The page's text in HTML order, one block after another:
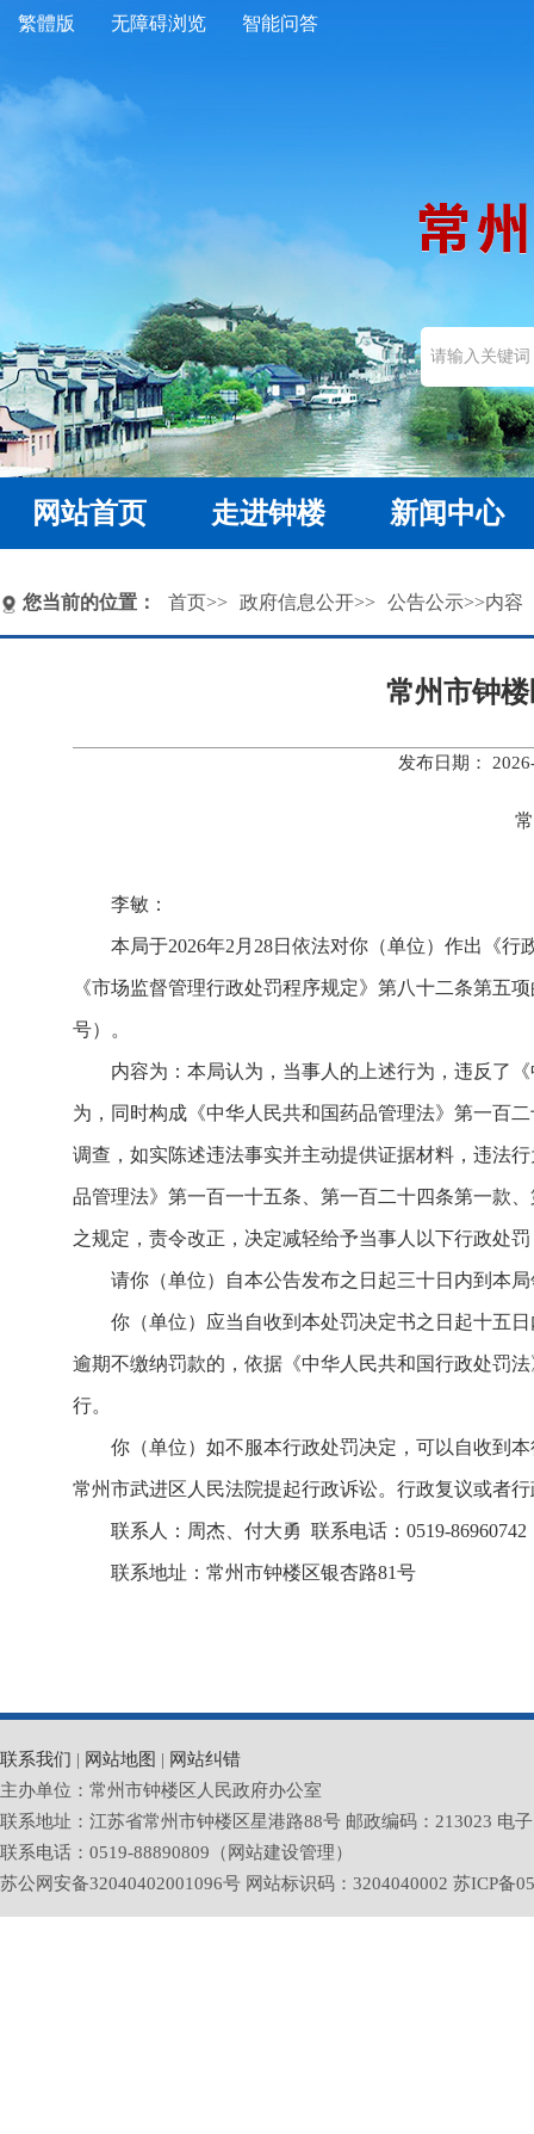
繁體版 无障碍浏览 智能问答
网站首页 走进钟楼 新闻中心
您当前的位置： 首页>> 政府信息公开>> 公告公示>>内容
常州市钟
发布日期：
李敏：
本局于2026年2月28日依法对你（单位）作出《
《市场监督管理行政处罚程序规定》第八十二条第五
号）。
内容为：本局认为，当事人的上述行为，违反了
为，同时构成《中华人民共和国药品管理法》第一百
调查，如实陈述违法事实并主动提供证据材料，违法
品管理法》第一百一十五条、第一百二十四条第一款
之规定，责令改正，决定减轻给予当事人以下行政处
请你（单位）自本公告发布之日起三十日内到本
你（单位）应当自收到本处罚决定书之日起十五
逾期不缴纳罚款的，依据《中华人民共和国行政处罚
行。
你（单位）如不服本行政处罚决定，可以自收到
常州市武进区人民法院提起行政诉讼。行政复议或者
联系人：周杰、付大勇 联系电话：0519-86960742
联系地址：常州市钟楼区银杏路81号
联系我们 | 网站地图 | 网站纠错
主办单位：常州市钟楼区人民政府办公室
联系地址：江苏省常州市钟楼区星港路88号 邮政编码：213023 电
联系电话：0519-88890809（网站建设管理）
苏公网安备32040402001096号 网站标识码：3204040002 苏ICP备